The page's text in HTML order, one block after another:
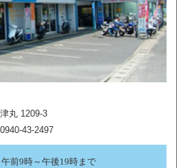
丸 1209-3
43-2497
前9時～午後19時まで